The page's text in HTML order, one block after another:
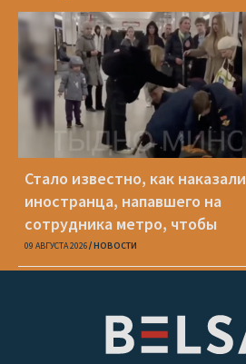
Стало известно, как наказали
иностранца, напавшего на
сотрудника метро, чтобы
доехать до Смоленска
09 АВГУСТА 2026 НОВОСТИ